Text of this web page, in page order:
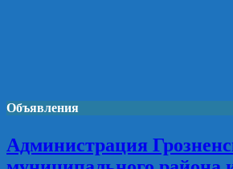
Объявления
Администрация